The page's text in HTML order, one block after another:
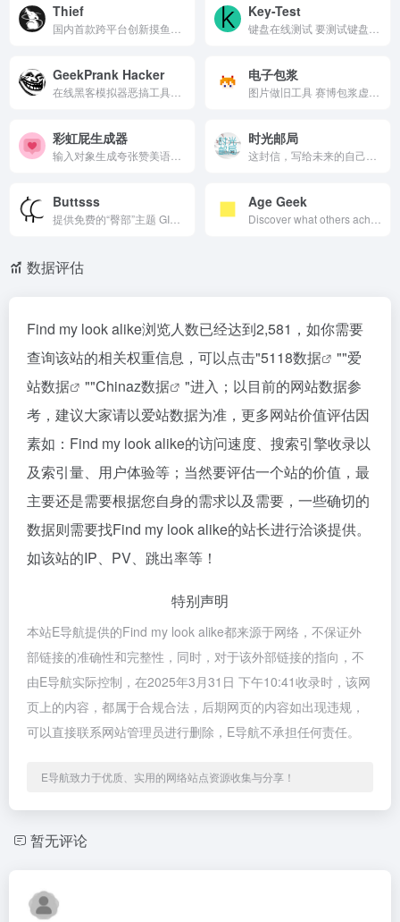
Thief Key-Test
GeekPrank Hacker 电子包浆
彩虹屁生成器 时光邮局
Buttsss Age Geek
数据评估
Find my look alike浏览人数已经达到2,581，如你需要
查询该站的相关权重信息，可以点击"5118数据 ""爱
站数据
""Chinaz数据
"进入；以目前的网站数据参
考，建议大家请以爱站数据为准，更多网站价值评估因
素如：Find my look alike的访问速度、搜索引擎收录以
及索引量、用户体验等；当然要评估一个站的价值，最
主要还是需要根据您自身的需求以及需要，一些确切的
数据则需要找Find my look alike的站长进行洽谈提供。
如该站的IP、PV、跳出率等！
特别声明
本站E导航提供的Find my look alike都来源于网络，不保证外
部链接的准确性和完整性，同时，对于该外部链接的指向，不
由E导航实际控制，在2025年3月31日 下午10:41收录时，该网
页上的内容，都属于合规合法，后期网页的内容如出现违规，
可以直接联系网站管理员进行删除，E导航不承担任何责任。
E导航致力于优质、实用的网络站点资源收集与分享！
暂无评论